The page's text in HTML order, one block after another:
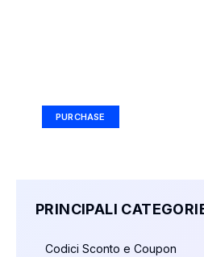
PURCHASE
PRINCIPALI
Codici Sconto e Coupon